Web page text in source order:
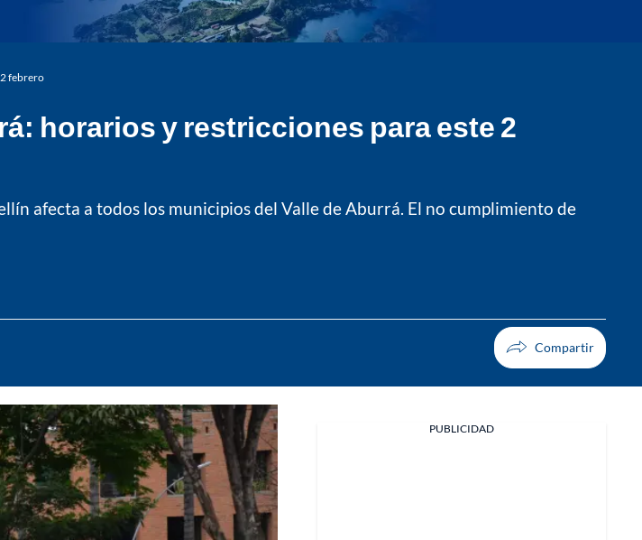
febrero
horarios y restricciones para este 2
afecta a todos los municipios del Valle de Aburrá. El no cumplimiento de
PUBLICIDAD